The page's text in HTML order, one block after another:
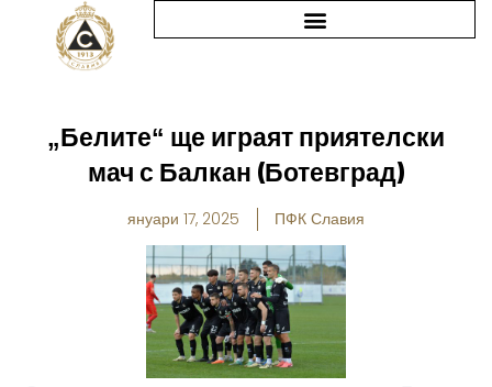
„Белите“ ще играят приятелски
мач с Балкан (Ботевград)
януари 17, 2025 ПФК Славия